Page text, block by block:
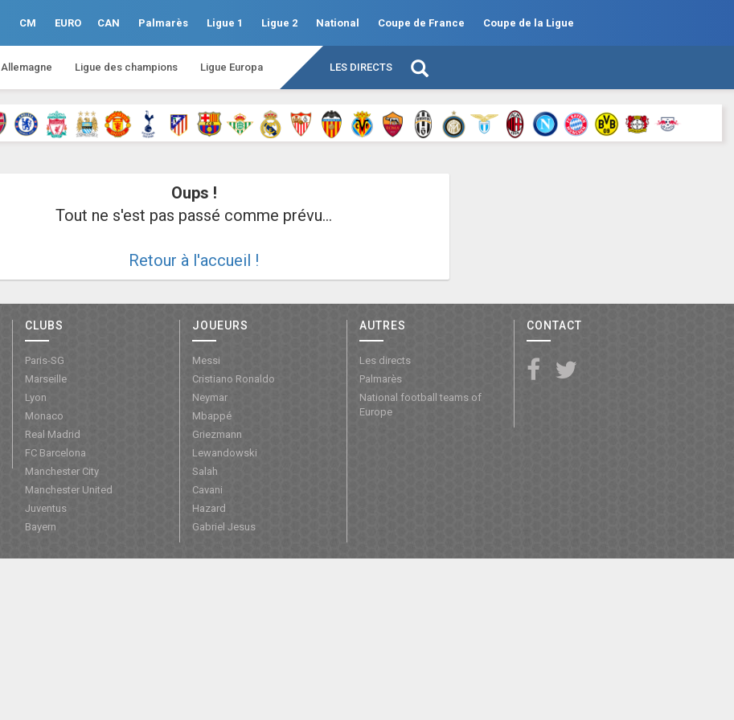
CM EURO CAN Palmarès Ligue 1 Ligue 2 National Coupe de France Coupe de la Ligue
Allemagne Ligue des champions Ligue Europa LES DIRECTS
Oups !
Tout ne s'est pas passé comme prévu...
Retour à l'accueil !
CLUBS
Paris-SG
Marseille
Lyon
Monaco
Real Madrid
FC Barcelona
Manchester City
Manchester United
Juventus
Bayern
JOUEURS
Messi
Cristiano Ronaldo
Neymar
Mbappé
Griezmann
Lewandowski
Salah
Cavani
Hazard
Gabriel Jesus
AUTRES
Les directs
Palmarès
National football teams of
Europe
CONTACT